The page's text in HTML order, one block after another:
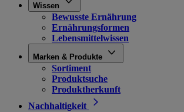
Wissen
Bewusste Ernährung
Ernährungsformen
Lebensmittelwissen
Marken & Produkte
Sortiment
Produktsuche
Produktherkunft
Nachhaltigkeit